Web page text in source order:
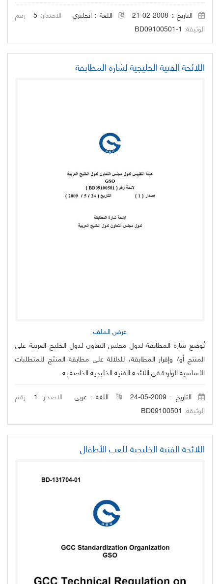
التاريخ : 2008-02-21
اللغة :انجليزي الاصدار: 5
رقم
الوثيقة: BD09100501-1
اللائحة الفنية الخليجية لشارة المطابقة
عرض الملف
تُوضع شارة المطابقة لدول مجلس التعاون لدول الخليج العربية على
المنتج أو/ وإقرار المطابقة، للدلالة على مطابقة المنتَج للمتطلبات
الأساسية الواردة في اللائحة الفنية الخليجية الخاصة به.
التاريخ : 2009-05-24
اللغة :عربي الاصدار: 1
رقم
الوثيقة: BD09100501
اللائحة الفنية الخليجية للعب الأطفال